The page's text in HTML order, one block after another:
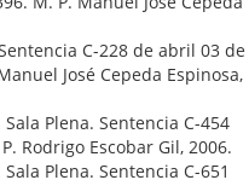
C-228 de abril 03 de
José Cepeda Espinosa,
Plena. Sentencia C-454
Rodrigo Escobar Gil, 2006.
Plena. Sentencia C-651